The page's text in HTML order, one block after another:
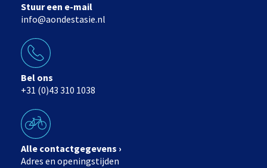
Stuur een e-mail
info@aondestasie.nl
Bel ons
+31 (0)43 310 1038
Alle contactgegevens ›
Adres en openingstijden